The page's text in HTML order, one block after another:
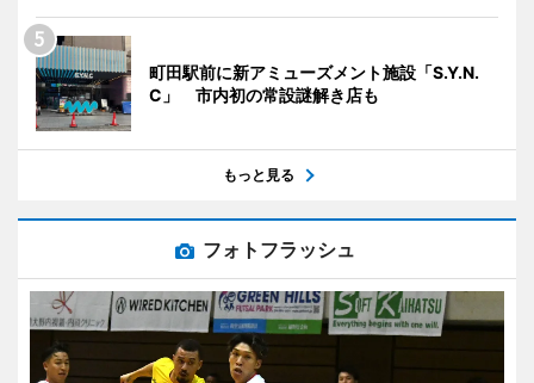
町田駅前に新アミューズメント施設「S.Y.N.
C」 市内初の常設謎解き店も
もっと見る
フォトフラッシュ